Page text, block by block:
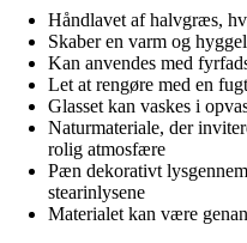
Håndlavet af halvgræs,
Skaber en varm og
Kan anvendes med
Let at rengøre med en
Glasset kan vaskes i
Naturmateriale, der
rolig atmosfære
Pæn dekorativt
stearinlysene
Materialet kan være